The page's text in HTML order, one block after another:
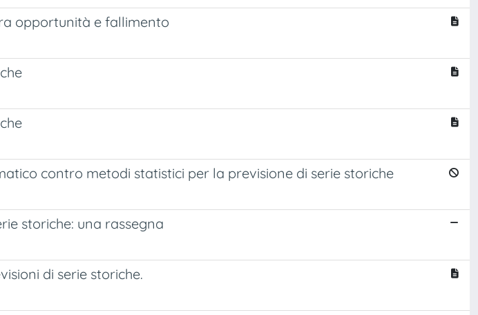
opportunità e fallimento
contro metodi statistici per la previsione di serie storiche
storiche: una rassegna
di serie storiche.